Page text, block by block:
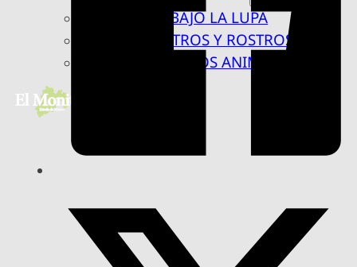
BAJO LA LUPA
RASTROS Y ROSTROS
VÍNCULOS ANIMALES